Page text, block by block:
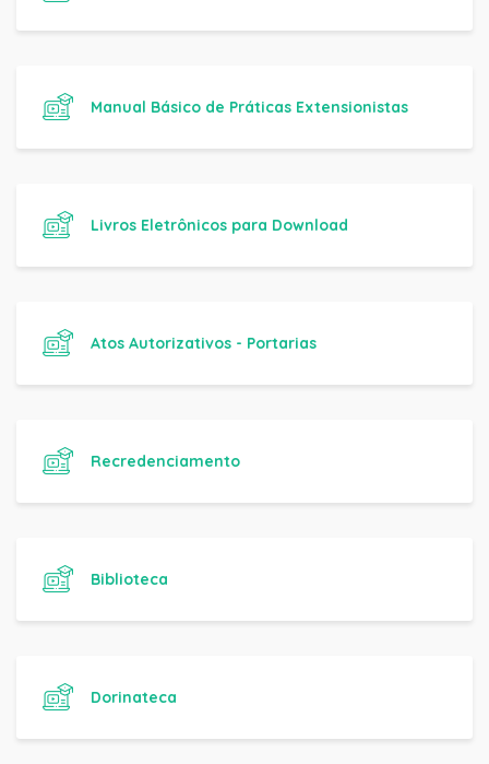
Manual Básico de Práticas Extensionistas
Livros Eletrônicos para Download
Atos Autorizativos - Portarias
Recredenciamento
Biblioteca
Dorinateca